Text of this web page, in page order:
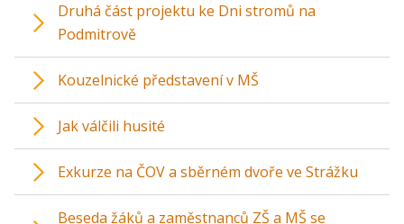
Druhá část projektu ke Dni stromů na
Podmitrově
Kouzelnické představení v MŠ
Jak válčili husité
Exkurze na ČOV a sběrném dvoře ve Strážku
Beseda žáků a zaměstnanců ZŠ a MŠ se